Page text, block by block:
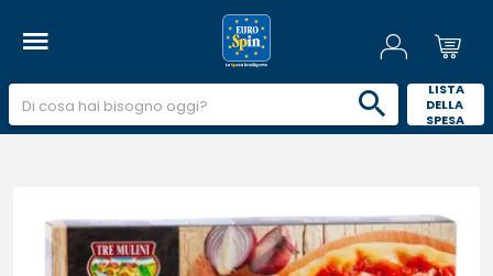
LISTA
DELLA
SPESA